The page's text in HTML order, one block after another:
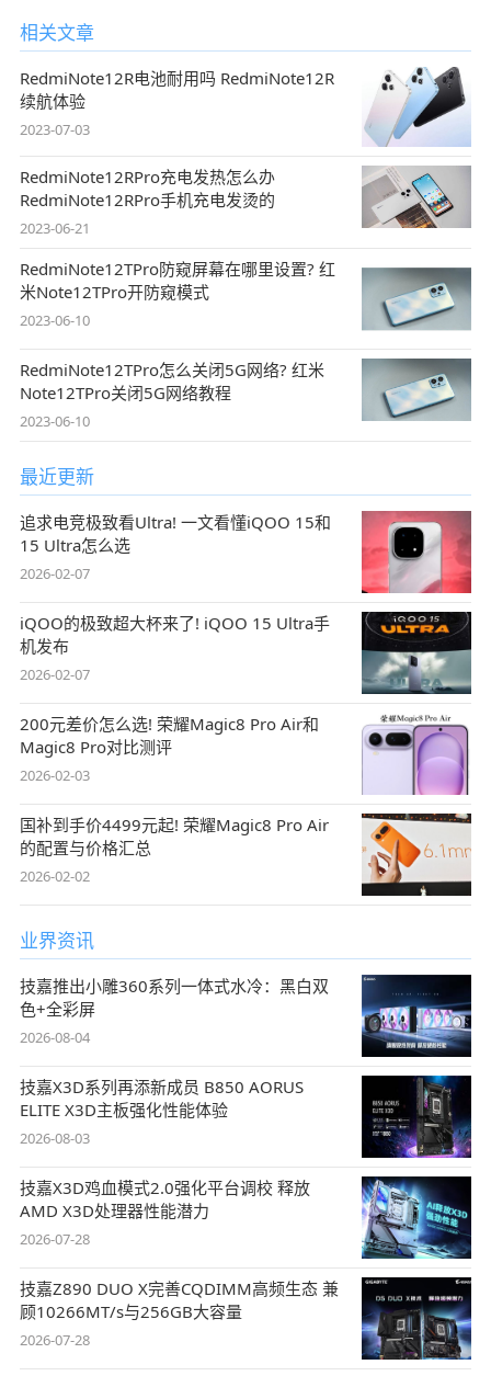
相关文章
RedmiNote12R电池耐用吗 RedmiNote12R
续航体验
2023-07-03
RedmiNote12RPro充电发热怎么办
RedmiNote12RPro手机充电发烫的
2023-06-21
RedmiNote12TPro防窥屏幕在哪里设置? 红
米Note12TPro开防窥模式
2023-06-10
RedmiNote12TPro怎么关闭5G网络? 红米
Note12TPro关闭5G网络教程
2023-06-10
最近更新
追求电竞极致看Ultra! 一文看懂iQOO 15和
15 Ultra怎么选
2026-02-07
iQOO的极致超大杯来了! iQOO 15 Ultra手
机发布
2026-02-07
200元差价怎么选! 荣耀Magic8 Pro Air和
Magic8 Pro对比测评
2026-02-03
国补到手价4499元起! 荣耀Magic8 Pro Air
的配置与价格汇总
2026-02-02
业界资讯
技嘉推出小雕360系列一体式水冷：黑白双
色+全彩屏
2026-08-04
技嘉X3D系列再添新成员 B850 AORUS
ELITE X3D主板强化性能体验
2026-08-03
技嘉X3D鸡血模式2.0强化平台调校 释放
AMD X3D处理器性能潜力
2026-07-28
技嘉Z890 DUO X完善CQDIMM高频生态 兼
顾10266MT/s与256GB大容量
2026-07-28